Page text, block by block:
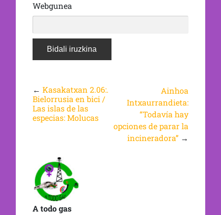
Webgunea
← Kasakatxan 2.06:.
Bielorrusia en bici /
Las islas de las
especias: Molucas
Ainhoa
Intxaurrandieta:
“Todavía hay
opciones de parar la
incineradora” →
A todo gas